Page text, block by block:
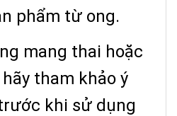
phẩm từ ong.
mang thai hoặc
tham khảo ý
khi sử dụng